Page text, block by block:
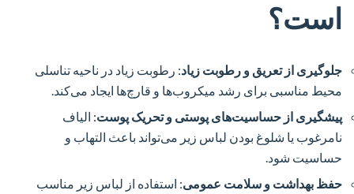
است؟
جلوگیری از تعریق و رطوبت زیاد: رطوبت زیاد در ناحیه تناسلی
محیط مناسبی برای رشد میکروب‌ها و قارچ‌ها ایجاد می‌کند.
پیشگیری از حساسیت‌های پوستی و تحریک پوست: الیاف
نامرغوب یا شلوغ بودن لباس زیر می‌تواند باعث التهاب و
حساسیت شود.
حفظ بهداشت و سلامت عمومی: استفاده از لباس زیر مناسب